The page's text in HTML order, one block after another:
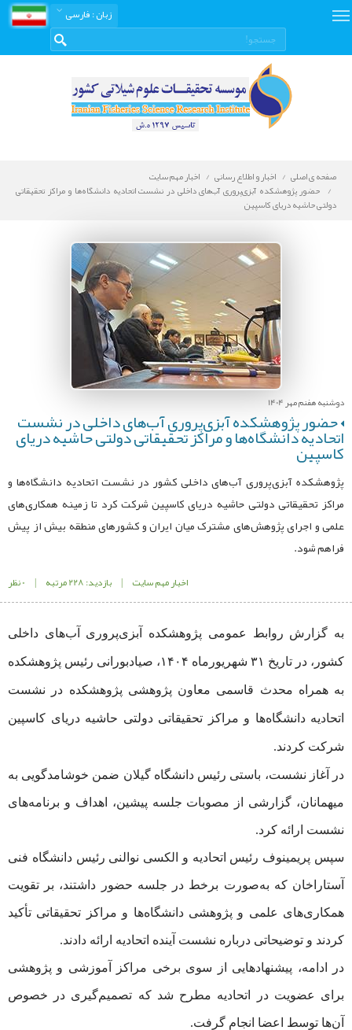
زبان: فارسی
صفحه ی اصلی اخبار و اطلاع رسانی
اخبار مهم سایت
حضور پژوهشکده آبزی‌پروری آب‌های داخلی در نشست اتحادیه دانشگاه‌ها و مراکز تحقیقاتی
دولتی حاشیه دریای کاسپین
دوشنبه هفنم مهر 1404
حضور پژوهشکده آبزی‌پروری آب‌های داخلی در نشست
اتحادیه دانشگاه‌ها و مراکز تحقیقاتی دولتی حاشیه دریای
کاسپین
پژوهشکده آبزی‌پروری آب‌های داخلی کشور در نشست اتحادیه دانشگاه‌ها و
مراکز تحقیقاتی دولتی حاشیه دریای کاسپین شرکت کرد تا زمینه همکاری‌های
علمی و اجرای پژوهش‌های مشترک میان ایران و کشورهای منطقه بیش از پیش
فراهم شود.
اخبار مهم سایت | بازدید: 228 مرتبه | 0 نظر
به گزارش روابط عمومی پژوهشکده آبزی‌پروری آب‌های داخلی
کشور، در تاریخ ۳۱ شهریورماه ۱۴۰۴، صیادبورانی رئیس پژوهشکده
به همراه محدث قاسمی معاون پژوهشی پژوهشکده در نشست
اتحادیه دانشگاه‌ها و مراکز تحقیقاتی دولتی حاشیه دریای کاسپین
شرکت کردند.
در آغاز نشست، باستی رئیس دانشگاه گیلان ضمن خوشامدگویی به
میهمانان، گزارشی از مصوبات جلسه پیشین، اهداف و برنامه‌های
نشست ارائه کرد.
سپس پریمینوف رئیس اتحادیه و الکسی نوالنی رئیس دانشگاه فنی
آستاراخان که به‌صورت برخط در جلسه حضور داشتند، بر تقویت
همکاری‌های علمی و پژوهشی دانشگاه‌ها و مراکز تحقیقاتی تأکید
کردند و توضیحاتی درباره نشست آینده اتحادیه ارائه دادند.
در ادامه، پیشنهادهایی از سوی برخی مراکز آموزشی و پژوهشی
برای عضویت در اتحادیه مطرح شد که تصمیم‌گیری در خصوص
آن‌ها توسط اعضا انجام گرفت.